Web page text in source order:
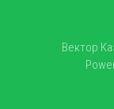
Вектор